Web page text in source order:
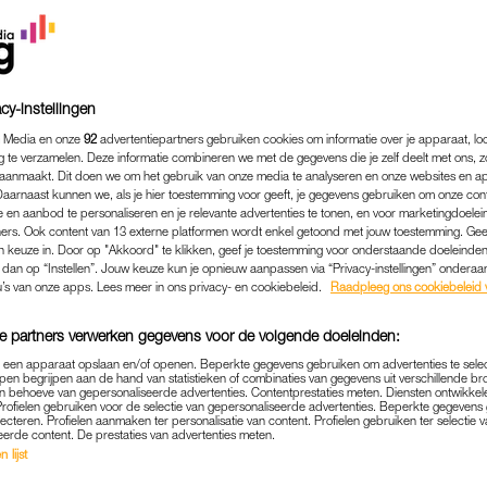
MENSEN ZIJN GEEN
GEEN SCHULD AAN
REGERING BESLUIT'
COLUMN|LINDA.
01-06-2022 | ELLEN VERBEEK
yogaleraar belde. “Ik ben uitgenodigd om
instellingen
en onze 92 advertentiepartners gebruiken cookies om informatie over je apparaat,
te verzamelen. Deze informatie combineren we met de gegevens die je zelf deelt met ons,
Dit doen we om het gebruik van onze media te analyseren en onze websites en
kunnen we, als je hier toestemming voor geeft, je gegevens gebruiken om onze
en aanbod te personaliseren en je relevante advertenties te tonen, en voor
Ook content van 13 externe platformen wordt enkel getoond met jouw toestemming.
keuze in. Door op "Akkoord" te klikken, geef je toestemming voor onderstaande
op “Instellen”. Jouw keuze kun je opnieuw aanpassen via “Privacy-instellingen”
van onze apps. Lees meer in ons privacy- en cookiebeleid.
Raadpleeg ons cookiebeleid
partners verwerken gegevens voor de volgende doeleinden:
apparaat opslaan en/of openen. Beperkte gegevens gebruiken om advertenties te
begrijpen aan de hand van statistieken of combinaties van gegevens uit verschillende
behoeve van gepersonaliseerde advertenties. Contentprestaties meten. Diensten
gebruiken voor de selectie van gepersonaliseerde advertenties. Beperkte
Profielen aanmaken ter personalisatie van content. Profielen gebruiken ter selectie
content. De prestaties van advertenties meten.
lijst